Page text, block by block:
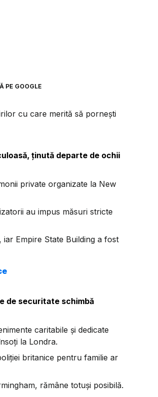
PE GOOGLE
cu care merită să pornești
ținută departe de ochii
private organizate la New
au impus măsuri stricte
Empire State Building a fost
de securitate schimbă
caritabile și dedicate
la Londra.
britanice pentru familie ar
rămâne totuși posibilă.